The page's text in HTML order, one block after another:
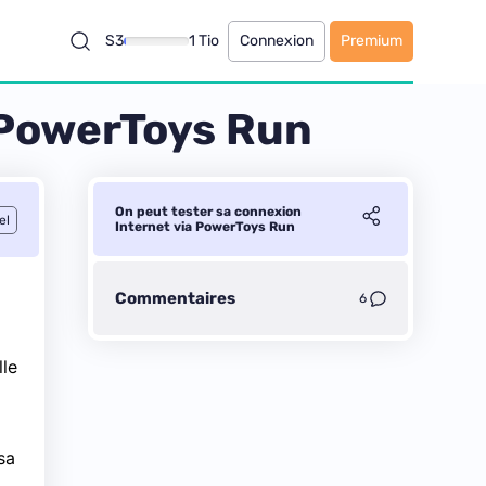
S3 1 Tio Connexion Premium
Run
On peut tester sa connexion
Internet via PowerToys Run
Commentaires 6